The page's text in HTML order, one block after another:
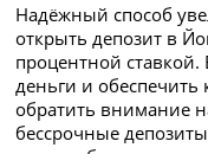
Надёжный способ
открыть депозит в
процентной
деньги и
обратить внимание
бессрочные